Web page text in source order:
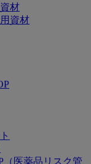
材
資材
（医薬品リスク管